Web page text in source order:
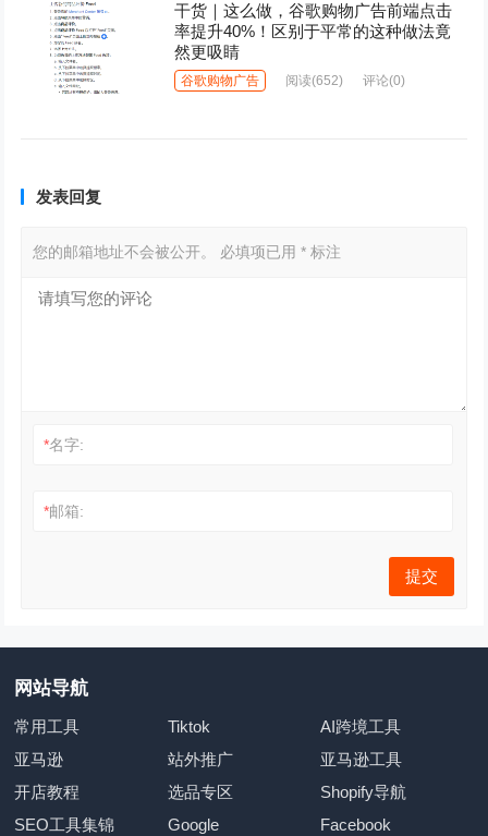
干货｜这么做，谷歌购物广告前端点击
率提升40%！区别于平常的这种做法竟
然更吸睛
谷歌购物广告 阅读(652) 评论(0)
发表回复
您的邮箱地址不会被公开。 必填项已用* 标注
*名字:
*邮箱:
网站导航
常用工具 Tiktok
AI跨境工具
亚马逊
站外推广
亚马逊工具
开店教程
选品专区
Shopify导航
SEO工具集锦
Google
Facebook